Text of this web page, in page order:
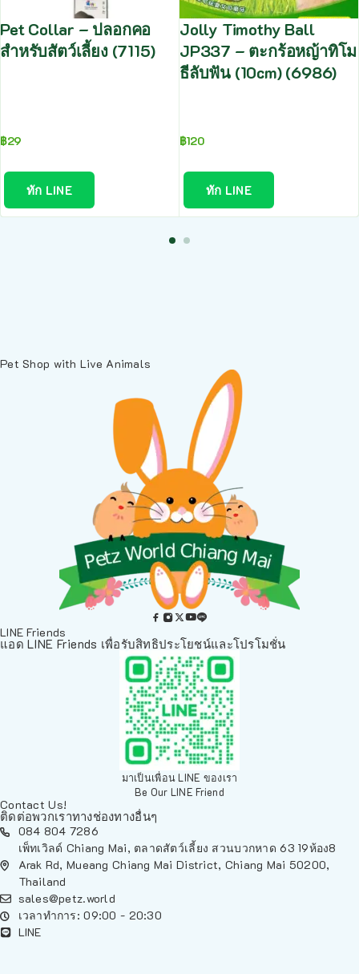
Pet Collar – ปลอกคอ
สำหรับสัตว์เลี้ยง (7115)
฿29
ทัก LINE
Jolly Timothy Ball
JP337 – ตะกร้อหญ้าทิโม
ธีลับฟัน (10cm) (6986)
฿120
ทัก LINE
Pet Shop with Live Animals
LINE Friends
แอด LINE Friends เพื่อรับสิทธิประโยชน์และโปรโมชั่น
มาเป็นเพื่อน LINE ของเรา
Be Our LINE Friend
Contact Us!
ติดต่อพวกเราทางช่องทางอื่นๆ
084 804 7286
เพ็ทเวิลด์ Chiang Mai, ตลาดสัตว์เลี้ยง สวนบวกหาด 63 19ห้อง8
Arak Rd, Mueang Chiang Mai District, Chiang Mai 50200,
Thailand
sales@petz.world
เวลาทำการ: 09:00 - 20:30
LINE